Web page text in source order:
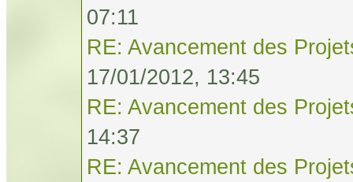
07:11
RE: Avancement des
17/01/2012, 13:45
RE: Avancement des
14:37
RE: Avancement des